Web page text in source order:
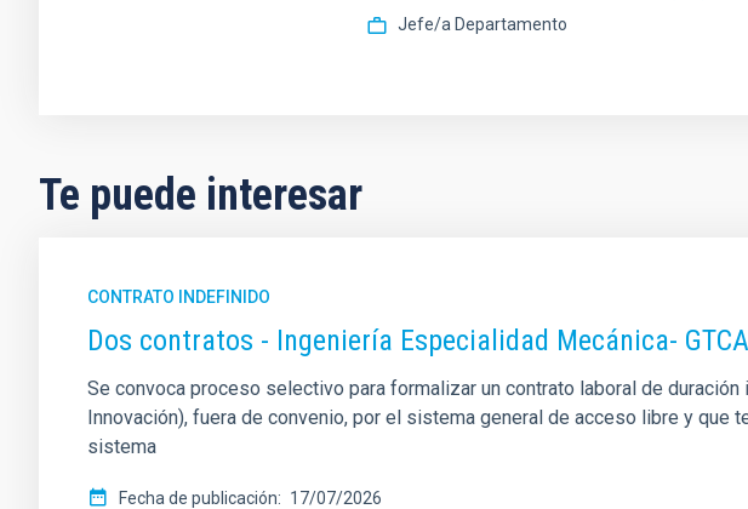
Jefe/a Departamento
Te puede interesar
CONTRATO INDEFINIDO
Dos contratos - Ingeniería Especialidad Mecánica-
Se convoca proceso selectivo para formalizar un contrato laboral de
Innovación), fuera de convenio, por el sistema general de acceso libre y
sistema
Fecha de publicación
17/07/2026